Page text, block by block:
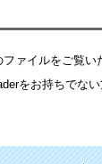
ファイルをご覧い
をお持ちでな